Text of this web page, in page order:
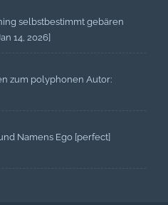
selbstbestimmt gebären
14, 2026]
zum polyphonen Autor:
Namens Ego [perfect]